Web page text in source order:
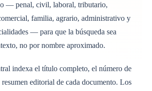
— penal, civil, laboral, tributario,
familia, agrario, administrativo y
— para que la búsqueda sea
no por nombre aproximado.
indexa el título completo, el número de
editorial de cada documento. Los